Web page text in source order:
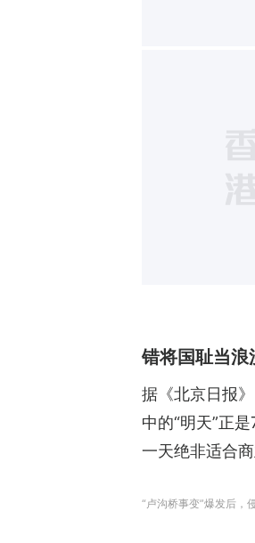
错将国耻当浪
据《北京日报
中的“明天”正
一天绝非适合
“卢沟桥事变”爆发后，